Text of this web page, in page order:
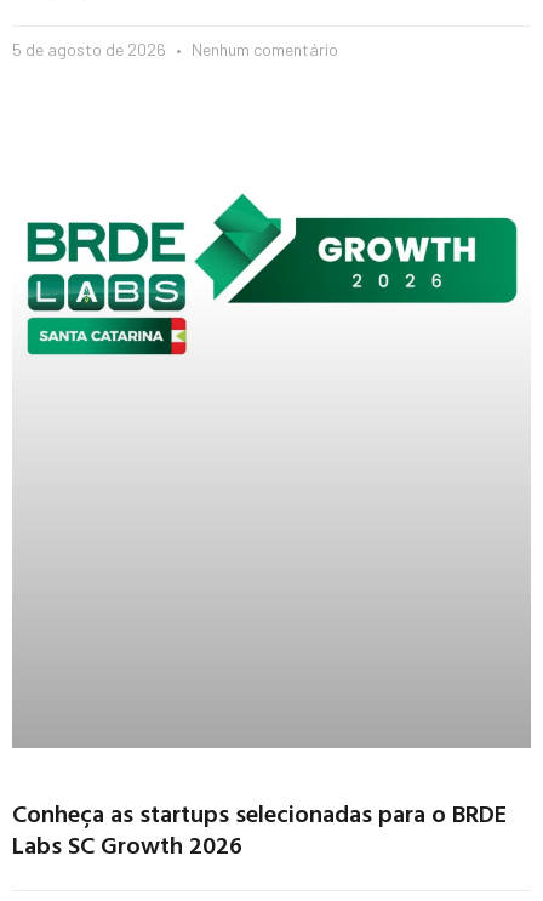
5 de agosto de 2026 Nenhum comentário
Conheça as startups selecionadas para o BRDE
Labs SC Growth 2026